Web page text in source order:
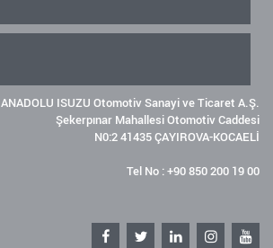
ANADOLU ISUZU Otomotiv Sanayi ve Ticaret A.Ş.
Şekerpınar Mahallesi Otomotiv Caddesi
N0:2 41435 ÇAYIROVA-KOCAELİ
Tel No : +90 850 200 19 00